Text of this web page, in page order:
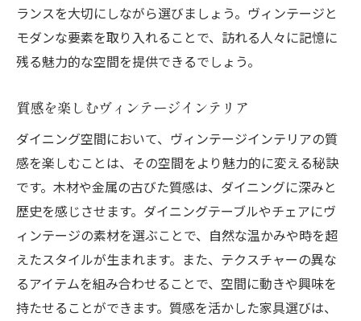
ランスを大切にしながら選びましょう。ヴィンテージと
モダンな要素を取り入れることで、訪れる人々に記憶に
残る魅力的な空間を提供できるでしょう。
質感を楽しむヴィンテージインテリア
ダイニング空間において、ヴィンテージインテリアの質
感を楽しむことは、その空間をより魅力的に変える秘訣
です。木材や金属の古びた質感は、ダイニングに深みと
歴史を感じさせます。ダイニングテーブルやチェアにヴ
ィンテージの素材を選ぶことで、自然な温かみや時を超
えたスタイルが生まれます。また、テクスチャーの異な
るアイテムを組み合わせることで、空間に動きや興味を
持たせることができます。質感を活かした家具選びは、